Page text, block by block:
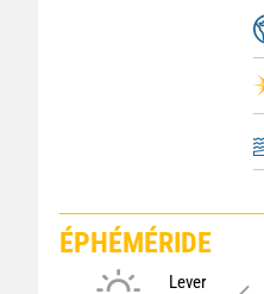
ÉPHÉMÉRIDE
Lever